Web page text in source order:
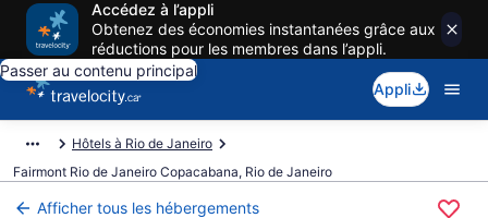
Accédez à l’appli
Obtenez des économies instantanées grâce aux
réductions pour les membres dans l’appli.
Passer au contenu principal
Appli
Hôtels à Rio de Janeiro
Fairmont Rio de Janeiro Copacabana, Rio de Janeiro
Afficher tous les hébergements